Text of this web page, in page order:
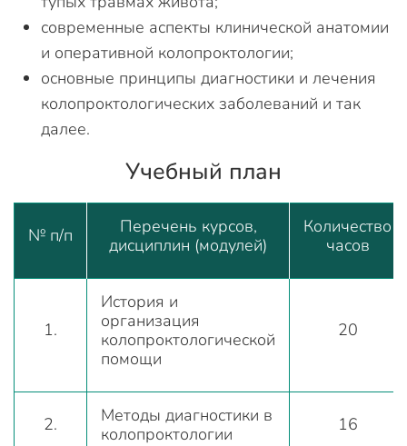
современные аспекты клинической анатомии
и оперативной колопроктологии;
основные принципы диагностики и лечения
колопроктологических заболеваний и так
далее.
Учебный план
№ п/п
Перечень курсов,
дисциплин (модулей)
Количество
часов
1.
История и
организация
колопроктологической
помощи
20
2.
Методы диагностики в
колопроктологии
16